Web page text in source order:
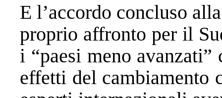
E l’accordo concluso
proprio affronto per il
i “paesi meno
effetti del cambiamento